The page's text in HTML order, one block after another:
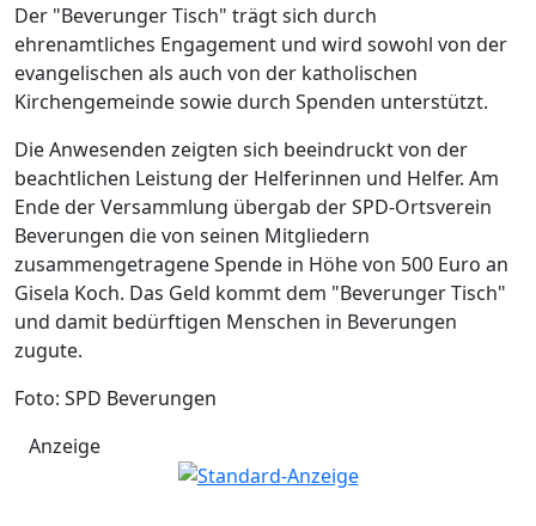
Der "Beverunger Tisch" trägt sich durch
ehrenamtliches Engagement und wird sowohl von der
evangelischen als auch von der katholischen
Kirchengemeinde sowie durch Spenden unterstützt.
Die Anwesenden zeigten sich beeindruckt von der
beachtlichen Leistung der Helferinnen und Helfer. Am
Ende der Versammlung übergab der SPD-Ortsverein
Beverungen die von seinen Mitgliedern
zusammengetragene Spende in Höhe von 500 Euro an
Gisela Koch. Das Geld kommt dem "Beverunger Tisch"
und damit bedürftigen Menschen in Beverungen
zugute.
Foto: SPD Beverungen
Anzeige